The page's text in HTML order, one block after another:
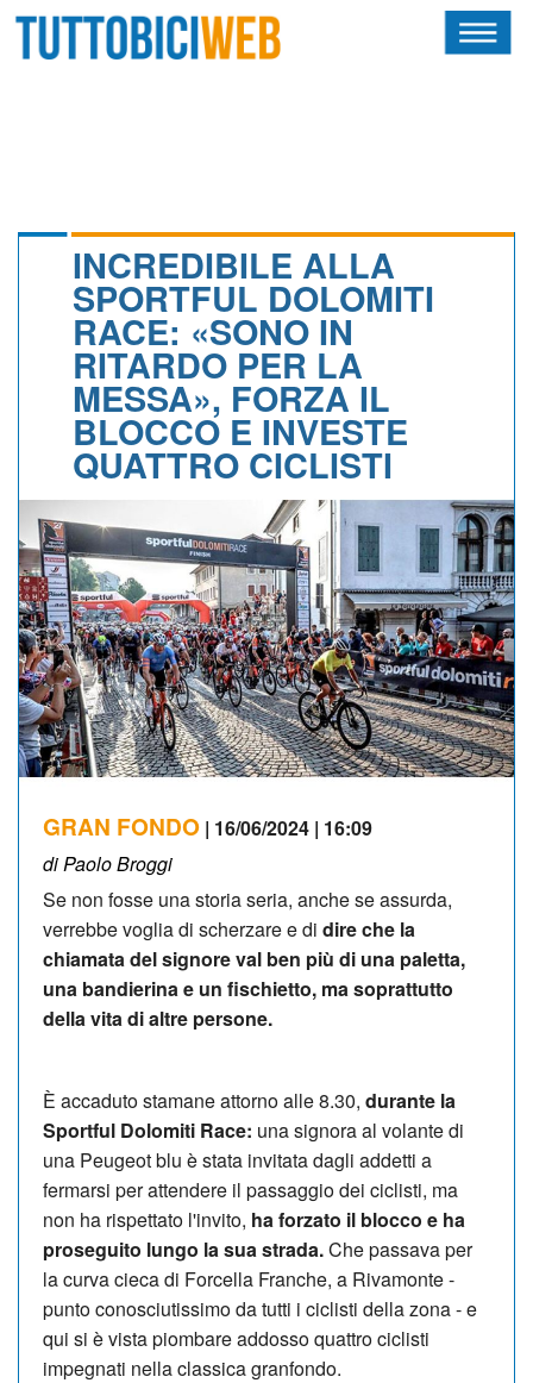
CALENDARIO
ALBI D'ORO
NEWSLETTER
INCREDIBILE ALLA
SPORTFUL DOLOMITI
RACE: «SONO IN
RITARDO PER LA
MESSA», FORZA IL
BLOCCO E INVESTE
QUATTRO CICLISTI
GRAN FONDO | 16/06/2024 | 16:09
di Paolo Broggi
Se non fosse una storia seria, anche se assurda,
verrebbe voglia di scherzare e di dire che la
chiamata del signore val ben più di una paletta,
una bandierina e un fischietto, ma soprattutto
della vita di altre persone.
È accaduto stamane attorno alle 8.30, durante la
Sportful Dolomiti Race: una signora al volante di
una Peugeot blu è stata invitata dagli addetti a
fermarsi per attendere il passaggio dei ciclisti, ma
non ha rispettato l'invito, ha forzato il blocco e ha
proseguito lungo la sua strada.Che passava per
la curva cieca di Forcella Franche, a Rivamonte -
punto conosciutissimo da tutti i ciclisti della zona - e
qui si è vista piombare addosso quattro ciclisti
impegnati nella classica granfondo.